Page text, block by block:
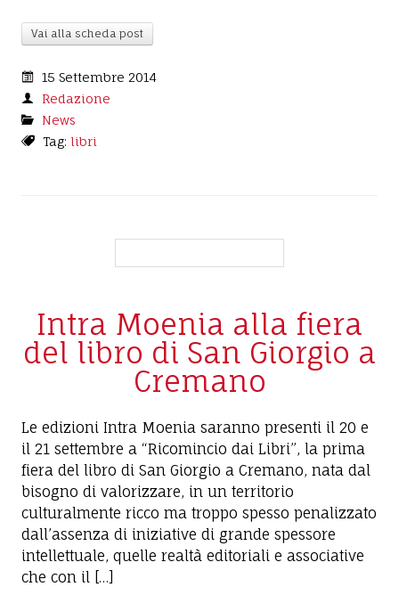
Vai alla scheda post
15 Settembre 2014
Redazione
News
Tag: libri
Intra Moenia alla fiera
del libro di San Giorgio a
Cremano
Le edizioni Intra Moenia saranno presenti il 20 e
il 21 settembre a “Ricomincio dai Libri”, la prima
fiera del libro di San Giorgio a Cremano, nata dal
bisogno di valorizzare, in un territorio
culturalmente ricco ma troppo spesso penalizzato
dall’assenza di iniziative di grande spessore
intellettuale, quelle realtà editoriali e associative
che con il […]